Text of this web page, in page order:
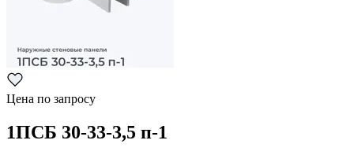
Цена по запросу
1ПСБ 30-33-3,5 п-1